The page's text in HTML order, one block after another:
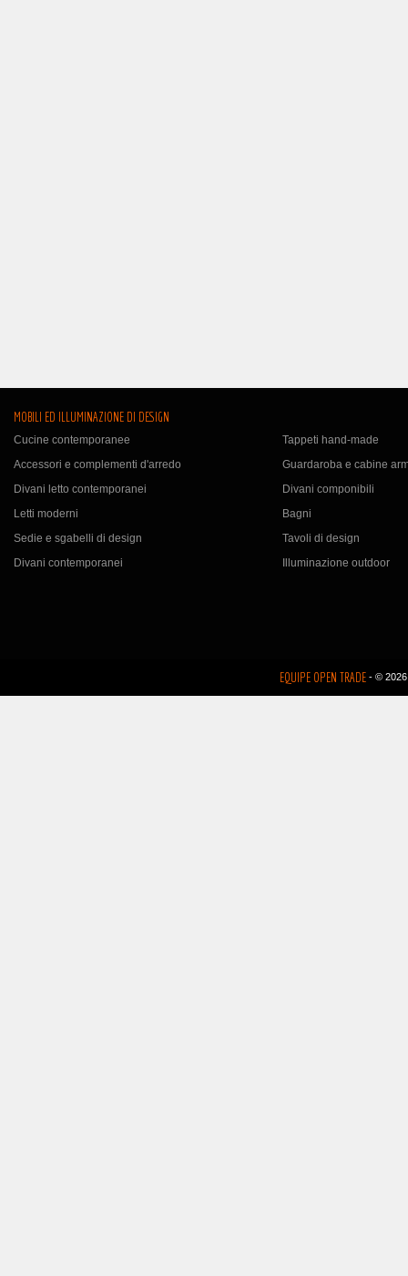
MOBILI ED ILLUMINAZIONE DI DESIGN
Cucine contemporanee
Accessori e complementi d'arredo
Divani letto contemporanei
Letti moderni
Sedie e sgabelli di design
Divani contemporanei
Tappeti hand-made
Guardaroba e cabine
Divani componibili
Bagni
Tavoli di design
Illuminazione outdoor
EQUIPE OPEN TRADE- ©